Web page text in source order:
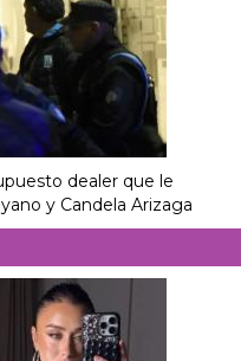
dealer que le
y Candela Arizaga